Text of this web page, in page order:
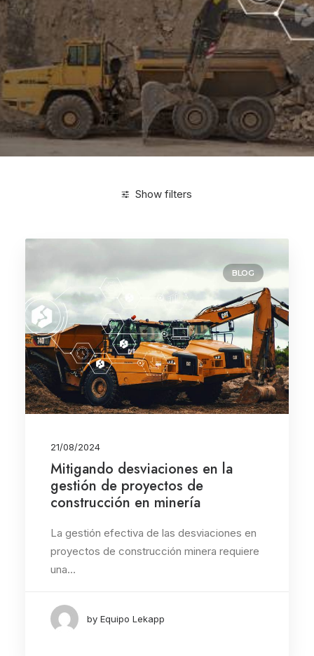
Show filters
BLOG
21/08/2024
Mitigando desviaciones en la
gestión de proyectos de
construcción en minería
La gestión efectiva de las desviaciones en
proyectos de construcción minera requiere
una…
by Equipo Lekapp